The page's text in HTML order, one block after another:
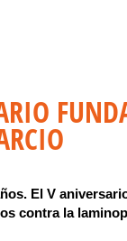
El V
contra la